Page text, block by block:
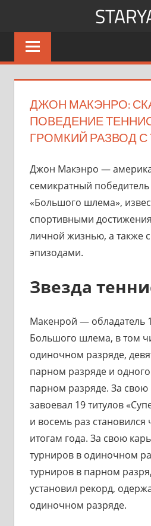
содержимому
Новости
шоу-
ДЖОН МАКЭНРО:
ПОВЕДЕНИЕ
ГРОМКИЙ РАЗВОД С
Джон Макэнро —
семикратный
«Большого шлема»,
спортивными
личной жизнью, а также
эпизодами.
Звезда
Макенрой — обладатель
Большого шлема, в том
одиночном разряде,
парном разряде и
парном разряде. За свою
завоевал 19 титулов
и восемь раз
итогам года. За свою
турниров в одиночном
турниров в парном
установил рекорд,
одиночном разряде.